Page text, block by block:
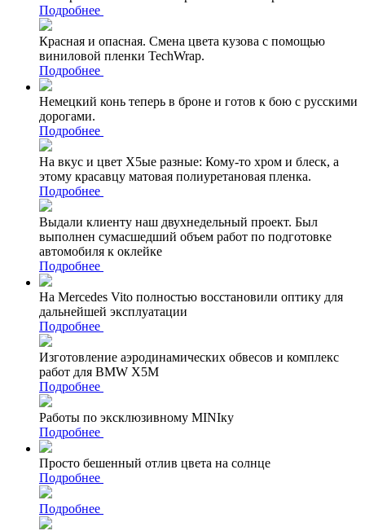
Подробнее
Красная и опасная. Смена цвета кузова с помощью
виниловой пленки TechWrap.
Подробнее
Немецкий конь теперь в броне и готов к бою с русскими
дорогами.
Подробнее
На вкус и цвет Х5ые разные: Кому-то хром и блеск, а
этому красавцу матовая полиуретановая пленка.
Подробнее
Выдали клиенту наш двухнедельный проект. Был
выполнен сумасшедший объем работ по подготовке
автомобиля к оклейке
Подробнее
На Mercedes Vito полностью восстановили оптику для
дальнейшей эксплуатации
Подробнее
Изготовление аэродинамических обвесов и комплекс
работ для BMW X5M
Подробнее
Работы по эксклюзивному MINIку
Подробнее
Просто бешенный отлив цвета на солнце
Подробнее
Подробнее